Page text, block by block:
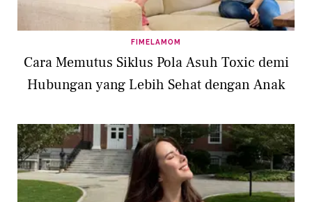
FIMELAMOM
Cara Memutus Siklus Pola Asuh Toxic demi
Hubungan yang Lebih Sehat dengan Anak